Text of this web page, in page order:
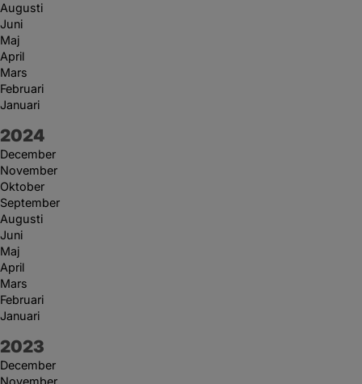
Augusti
Juni
Maj
April
Mars
Februari
Januari
År:
2024
December
November
Oktober
September
Augusti
Juni
Maj
April
Mars
Februari
Januari
År:
2023
December
November